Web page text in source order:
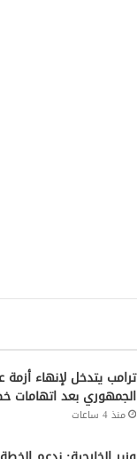
ترامب يتدخل لإنهاء أزمة
الجمهوري بعد اتهامات
منذ 4 ساعات